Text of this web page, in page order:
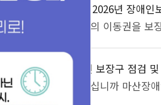
12
2026.05
2026년 장애인보장구
16
2026.04
2026년 보장구 점검